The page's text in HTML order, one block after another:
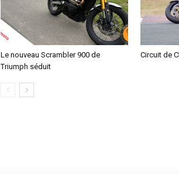
Le nouveau Scrambler 900 de
Triumph séduit
Circuit de